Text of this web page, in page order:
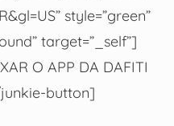
style=”green”
target=”_self”]
O APP DA DAFITI
button]